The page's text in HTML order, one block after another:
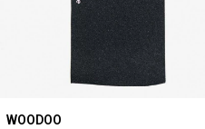
WOODOO